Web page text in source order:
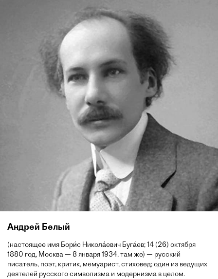
Андрей Белый
(настоящее имя Бори́с Никола́евич Буга́ев; 14 (26) октября
1880 год, Москва — 8 января 1934, там же) — русский
писатель, поэт, критик, мемуарист, стиховед; один из ведущих
деятелей русского символизма и модернизма в целом.